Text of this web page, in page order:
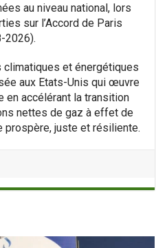
au niveau national, lors
sur l’Accord de Paris
2026).
et énergétiques
aux Etats-Unis qui œuvre
en accélérant la transition
nettes de gaz à effet de
prospère, juste et résiliente.